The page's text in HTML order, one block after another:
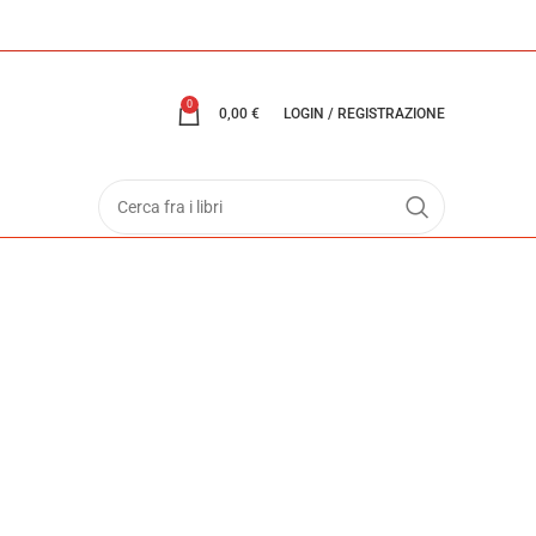
0
0,00 € LOGIN / REGISTRAZIONE